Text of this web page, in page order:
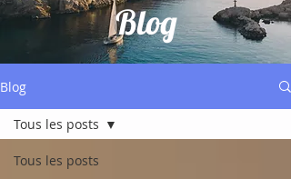
Blog
Blog
Tous les posts
Tous les posts